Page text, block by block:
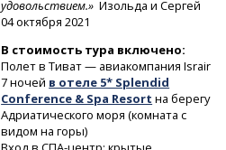
удовольствием.» Изольда и Сергей
04 октября 2021
В стоимость тура включено:
Полет в Тиват — авиакомпания Israir
7 ночей в отеле 5* Splendid
Conference & Spa Resort на берегу
Адриатического моря (комната с
видом на горы)